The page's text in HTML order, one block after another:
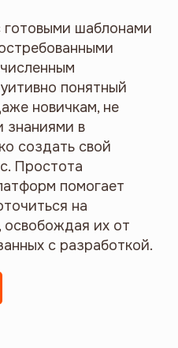
готовыми шаблонами
понятный
новичкам, не
знаниями в
создать свой
Простота
помогает
на
их от
с разработкой.